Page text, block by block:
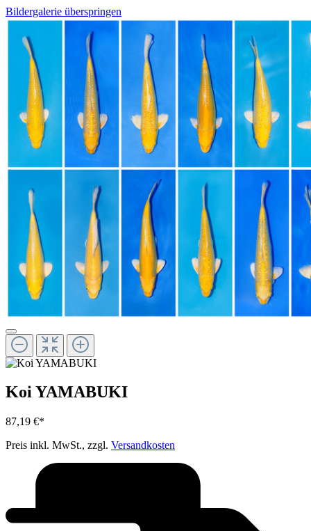
Bildergalerie überspringen
Koi YAMABUKI
87,19 €*
Preis inkl. MwSt., zzgl. Versandkosten